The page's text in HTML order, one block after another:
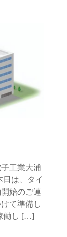
工業大浦
日は、タイ
始のご連
て準備し
働し […]